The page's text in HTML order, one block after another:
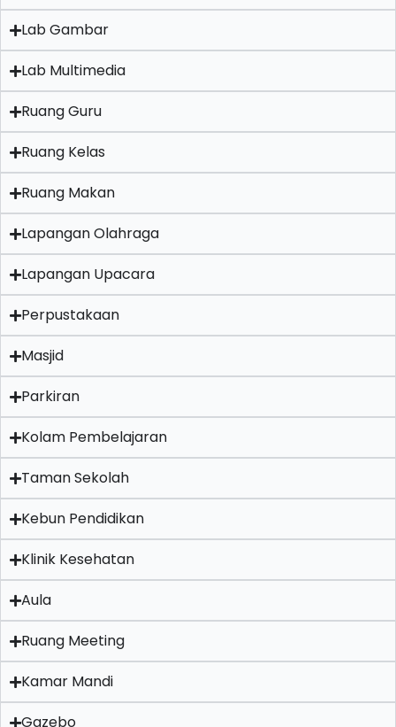
Lab Gambar
Lab Multimedia
Ruang Guru
Ruang Kelas
Ruang Makan
Lapangan Olahraga
Lapangan Upacara
Perpustakaan
Masjid
Parkiran
Kolam Pembelajaran
Taman Sekolah
Kebun Pendidikan
Klinik Kesehatan
Aula
Ruang Meeting
Kamar Mandi
Gazebo